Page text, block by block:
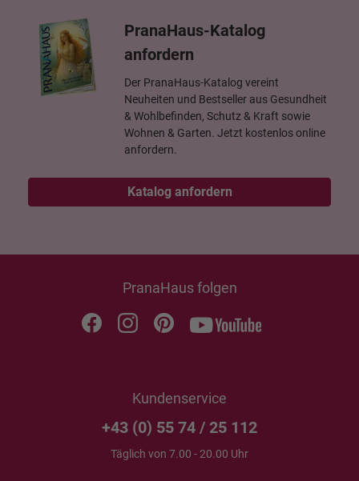
PranaHaus-Katalog
anfordern
Der PranaHaus-Katalog vereint
Neuheiten und Bestseller aus Gesundheit
& Wohlbefinden, Schutz & Kraft sowie
Wohnen & Garten. Jetzt kostenlos online
anfordern.
Katalog anfordern
PranaHaus folgen
Kundenservice
+43 (0) 55 74 / 25 112
Täglich von 7.00 - 20.00 Uhr